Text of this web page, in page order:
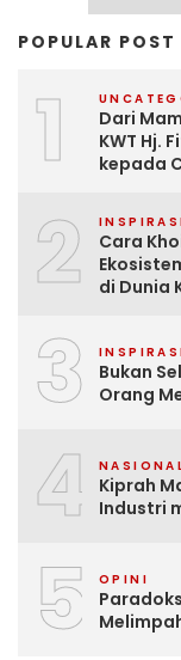
POPULAR POST
1
Dari
KWT Hj.
kepada
2
Cara
di Dunia
3
Bukan
Orang
4
Kiprah
Industri
5 OPINI